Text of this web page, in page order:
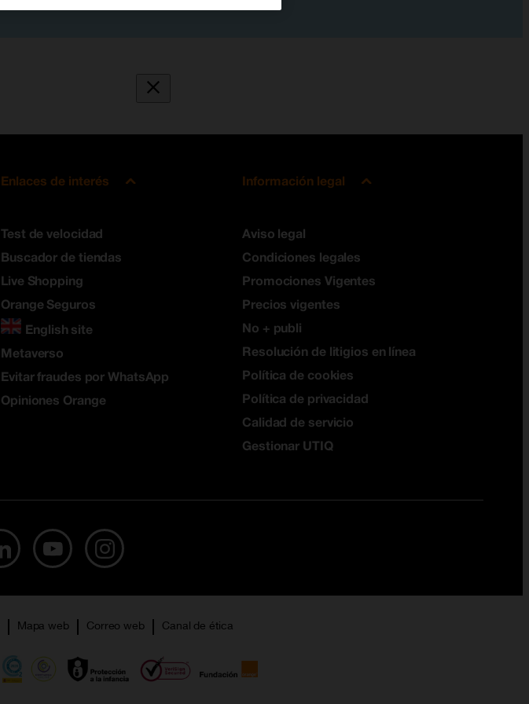
Enlaces de interés
Test de velocidad
Buscador de tiendas
Live Shopping
Orange Seguros
English site
Metaverso
Evitar fraudes por WhatsApp
Opiniones Orange
Información legal
Aviso legal
Condiciones legales
Promociones Vigentes
Precios vigentes
No + publi
Resolución de litigios en línea
Política de cookies
Política de privacidad
Calidad de servicio
Gestionar UTIQ
Mapa web Correo web Canal de ética